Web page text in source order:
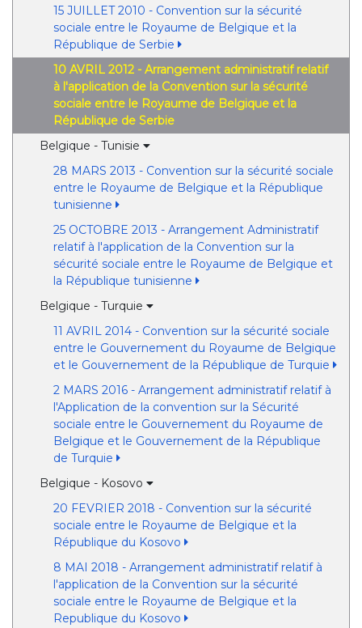
15 JUILLET 2010 - Convention sur la sécurité
sociale entre le Royaume de Belgique et la
République de Serbie
10 AVRIL 2012 - Arrangement administratif relatif
à l'application de la Convention sur la sécurité
sociale entre le Royaume de Belgique et la
République de Serbie
Belgique - Tunisie
28 MARS 2013 - Convention sur la sécurité sociale
entre le Royaume de Belgique et la République
tunisienne
25 OCTOBRE 2013 - Arrangement Administratif
relatif à l'application de la Convention sur la
sécurité sociale entre le Royaume de Belgique et
la République tunisienne
Belgique - Turquie
11 AVRIL 2014 - Convention sur la sécurité sociale
entre le Gouvernement du Royaume de Belgique
et le Gouvernement de la République de Turquie
2 MARS 2016 - Arrangement administratif relatif à
l'Application de la convention sur la Sécurité
sociale entre le Gouvernement du Royaume de
Belgique et le Gouvernement de la République
de Turquie
Belgique - Kosovo
20 FEVRIER 2018 - Convention sur la sécurité
sociale entre le Royaume de Belgique et la
République du Kosovo
8 MAI 2018 - Arrangement administratif relatif à
l'application de la Convention sur la sécurité
sociale entre le Royaume de Belgique et la
Republique du Kosovo